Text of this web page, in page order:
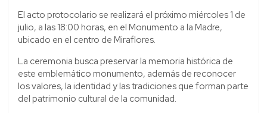
El acto protocolario se realizará el próximo miércoles 1 de
julio, a las 18:00 horas, en el Monumento a la Madre,
ubicado en el centro de Miraflores.
La ceremonia busca preservar la memoria histórica de
este emblemático monumento, además de reconocer
los valores, la identidad y las tradiciones que forman parte
del patrimonio cultural de la comunidad.